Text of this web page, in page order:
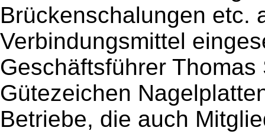
Brückenschalungen etc.
Verbindungsmittel
Geschäftsführer
Gütezeichen
Betriebe, die auch